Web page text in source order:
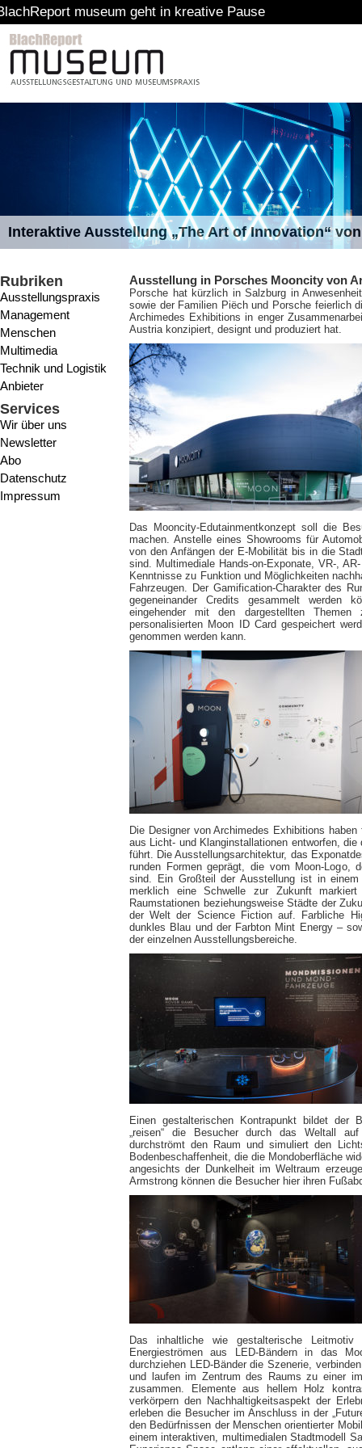
geht in kreative Pause
Interaktive Ausstellung „The Art of Innovation“
Rubriken
Ausstellungspraxis
Management
Menschen
Multimedia
Technik und Logistik
Anbieter
Services
Wir über uns
Newsletter
Abo
Datenschutz
Impressum
Ausstellung in Porsches Mooncity von
Porsche hat kürzlich in Salzburg in
sowie der Familien Piëch und Porsche feierlich
Archimedes Exhibitions in enger
Austria konzipiert, designt und produziert hat.
Das Mooncity-Edutainmentkonzept soll die
machen. Anstelle eines Showrooms für
von den Anfängen der E-Mobilität bis in die
sind. Multimediale Hands-on-Exponate, VR-,
Kenntnisse zu Funktion und Möglichkeiten
Fahrzeugen. Der Gamification-Charakter des
gegeneinander Credits gesammelt werden
eingehender mit den dargestellten
personalisierten Moon ID Card gespeichert
genommen werden kann.
Die Designer von Archimedes Exhibitions
aus Licht- und Klanginstallationen entworfen,
führt. Die Ausstellungsarchitektur, das
runden Formen geprägt, die vom Moon-Logo,
sind. Ein Großteil der Ausstellung ist in
merklich eine Schwelle zur Zukunft
Raumstationen beziehungsweise Städte der
der Welt der Science Fiction auf. Farbliche
dunkles Blau und der Farbton Mint Energy –
der einzelnen Ausstellungsbereiche.
Einen gestalterischen Kontrapunkt bildet
„reisen“ die Besucher durch das Weltall
durchströmt den Raum und simuliert den
Bodenbeschaffenheit, die die Mondoberfläche
angesichts der Dunkelheit im Weltraum
Armstrong können die Besucher hier ihren
Das inhaltliche wie gestalterische
Energieströmen aus LED-Bändern in das
durchziehen LED-Bänder die Szenerie,
und laufen im Zentrum des Raums zu einer
zusammen. Elemente aus hellem Holz
verkörpern den Nachhaltigkeitsaspekt der
erleben die Besucher im Anschluss in der
den Bedürfnissen der Menschen orientierter
einem interaktiven, multimedialen Stadtmodell